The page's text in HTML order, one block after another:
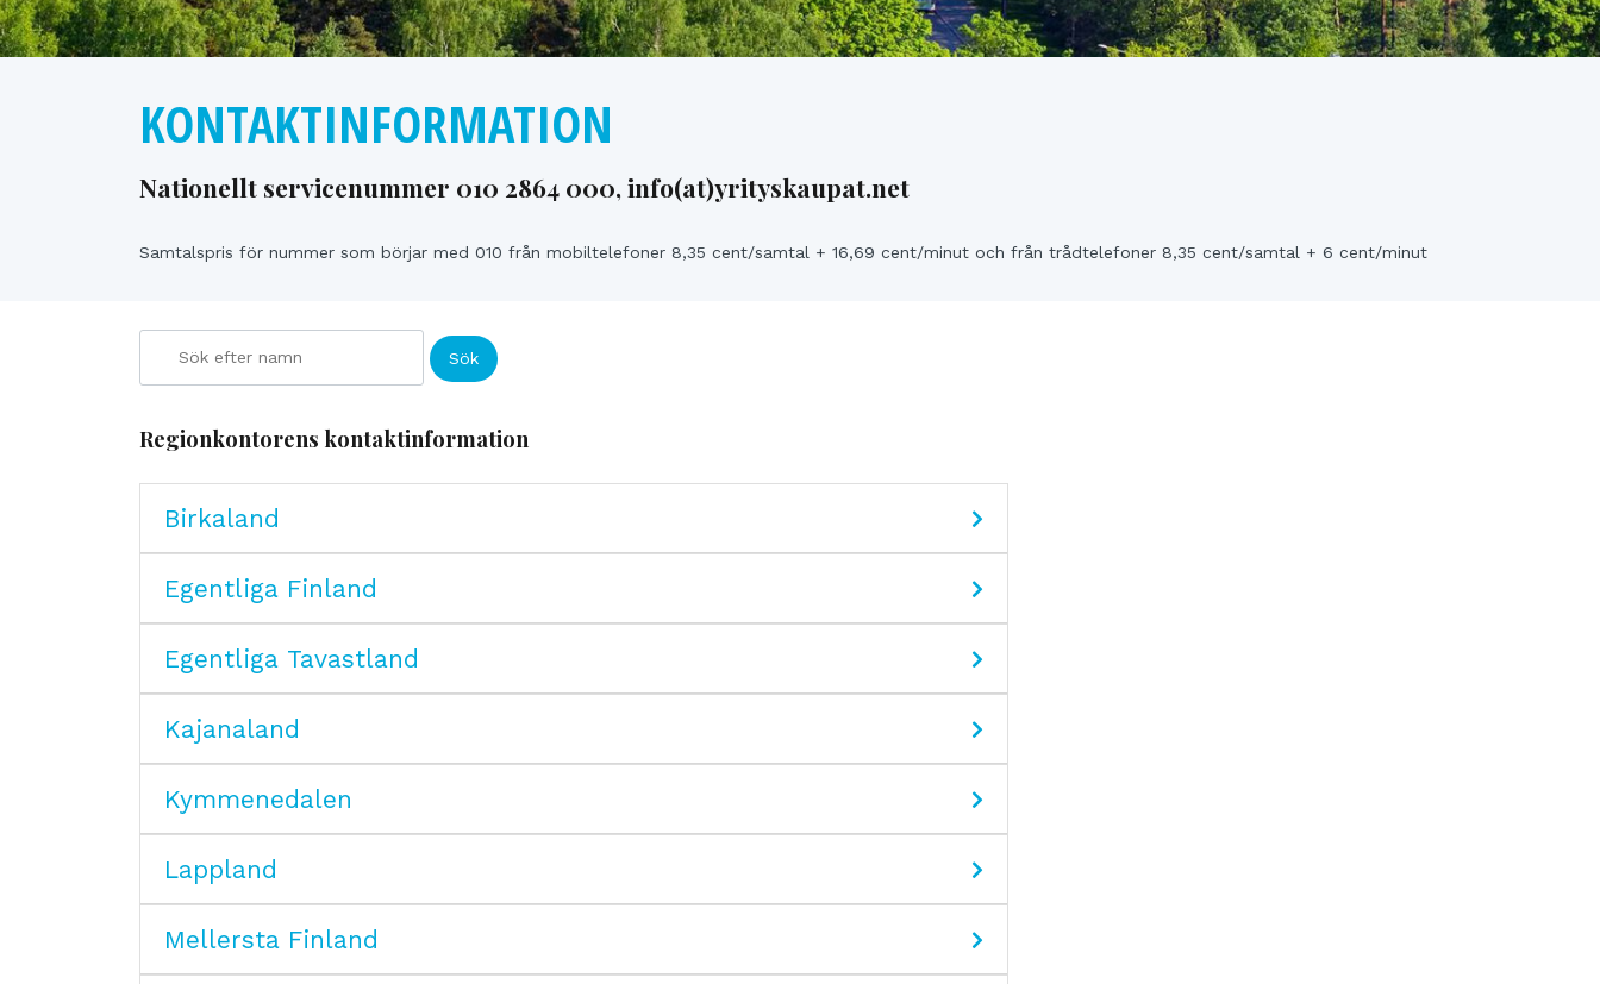
KONTAKTINFORMATION
Nationellt servicenummer 010 2864 000, info(at)yrityskaupat.net
Samtalspris för nummer som börjar med 010 från mobiltelefoner 8,35 cent/samtal + 16,69 cent/minut och från trådtelefoner 8,35 cent/samtal + 6 cent/minut
Sök
Regionkontorens kontaktinformation
Birkaland
Egentliga Finland
Egentliga Tavastland
Kajanaland
Kymmenedalen
Lappland
Mellersta Finland